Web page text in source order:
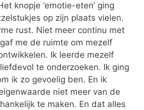
knopje ‘emotie-eten’ ging
op zijn plaats vielen.
rust. Niet meer continu met
me de ruimte om mezelf
Ik leerde mezelf
te onderzoeken. Ik ging
ik zo gevoelig ben. En ik
niet meer van de
te maken. En dat alles